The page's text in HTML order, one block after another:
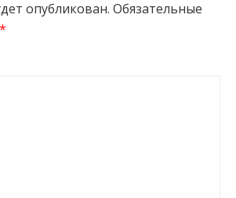
опубликован. Обязательные
*